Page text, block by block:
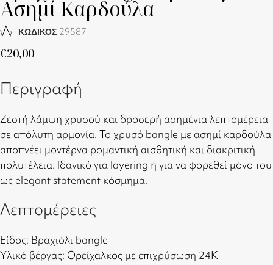
Ασημί Καρδούλα
ΚΩΔΙΚΟΣ 29587
€20,00
Περιγραφή
Ζεστή λάμψη χρυσού και δροσερή ασημένια λεπτομέρεια
σε απόλυτη αρμονία. Το χρυσό bangle με ασημί καρδούλα
αποπνέει μοντέρνα ρομαντική αισθητική και διακριτική
πολυτέλεια. Ιδανικό για layering ή για να φορεθεί μόνο του
ως elegant statement κόσμημα.
Λεπτομέρειες
Είδος: Βραχιόλι bangle
Υλικό βέργας: Ορείχαλκος με επιχρύσωση 24Κ